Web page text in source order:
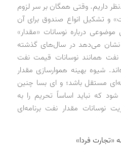
داریم. وقتی همگان بر سر لزوم
و تشکیل انواع صندوق برای آن
درباره نوسانات «مقدار»
نشان می‌دهد در سال‌های گذشته
نفت همانند نوسانات قیمت نفت
شیوه بهینه هموارسازی مقدار
مستقل باشد؛ و ای بسا چنین
که نباید اساساً تحریم را به
نوسانات مقدار نفت برنامه‌ای